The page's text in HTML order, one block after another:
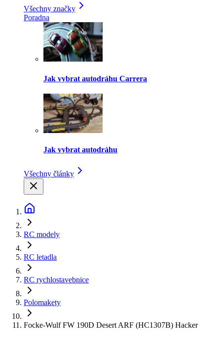
Všechny značky
Poradna
Jak vybrat autodráhu Carrera
Jak vybrat autodráhu
Všechny články
RC modely
RC letadla
RC rychlostavebnice
Polomakety
Focke-Wulf FW 190D Desert ARF (HC1307B) Hacker